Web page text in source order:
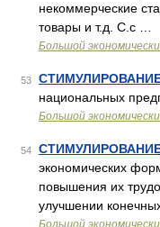
некоммерческие
товары и т.д. С.с …
Большой
53
национальных
Большой
54
экономических
повышения их
улучшении
Большой